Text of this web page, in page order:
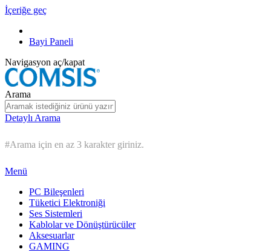
İçeriğe geç
Bayi Paneli
Navigasyon aç/kapat
Arama
Detaylı Arama
#Arama için en az 3 karakter giriniz.
Menü
PC Bileşenleri
Tüketici Elektroniği
Ses Sistemleri
Kablolar ve Dönüştürücüler
Aksesuarlar
GAMING